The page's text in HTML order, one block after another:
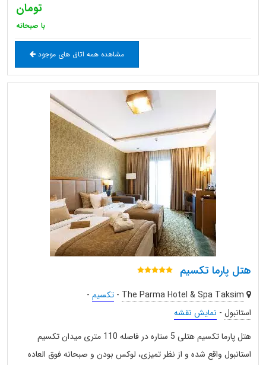
تومان
با صبحانه
مشاهده همه اتاق های موجود
هتل پارما تکسیم
The Parma Hotel & Spa Taksim
- تکسیم -
استانبول - نمایش نقشه
هتل پارما تکسیم هتلی 5 ستاره در فاصله 110 متری میدان تکسیم
استانبول واقع شده و از نظر تمیزی، لوکس بودن و صبحانه فوق العاده